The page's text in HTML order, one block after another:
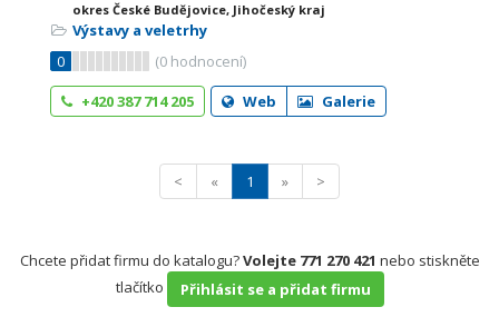
okres České Budějovice, Jihočeský kraj
Výstavy a veletrhy
0
(0 hodnocení)
+420 387 714 205
Web Galerie
< « 1 » >
Chcete přidat firmu do katalogu?Volejte 771 270 421 nebo stiskněte
tlačítko
Přihlásit se a přidat firmu